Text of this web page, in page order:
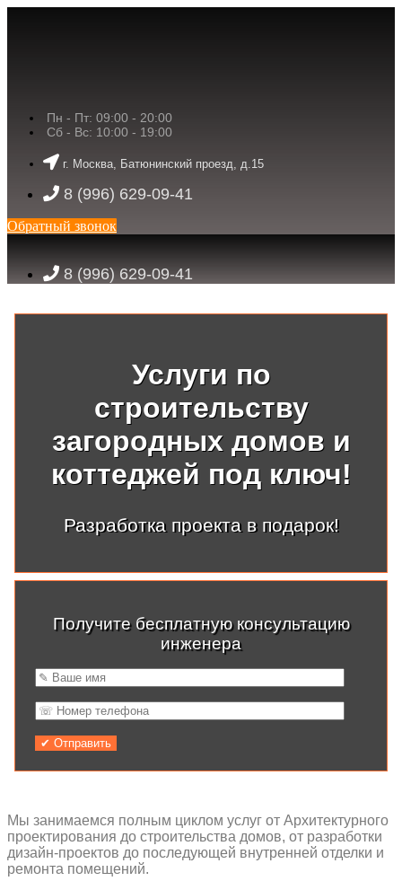
Пн - Пт: 09:00 - 20:00
Сб - Вс: 10:00 - 19:00
г. Москва, Батюнинский проезд, д.15
8 (996) 629-09-41
Обратный звонок
8 (996) 629-09-41
Услуги по
строительству
загородных домов и
коттеджей под ключ!
Разработка проекта в подарок!
Получите бесплатную консультацию
инженера
Мы занимаемся полным циклом услуг от Архитектурного
проектирования до строительства домов, от разработки
дизайн-проектов до последующей внутренней отделки и
ремонта помещений.